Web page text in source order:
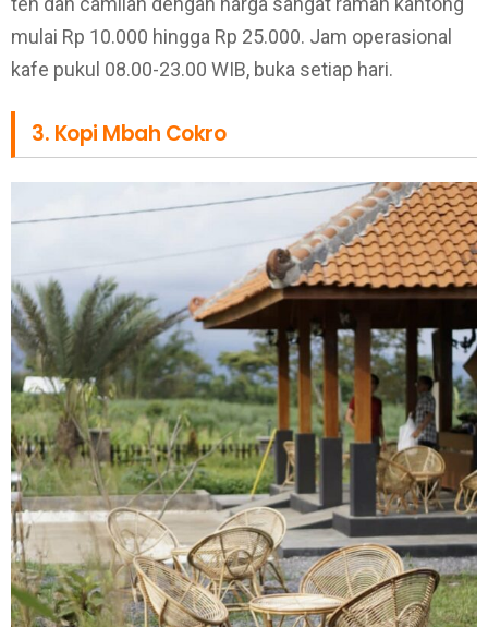
mulai Rp 10.000 hingga Rp 25.000. Jam operasional
kafe pukul 08.00-23.00 WIB, buka setiap hari.
3. Kopi Mbah Cokro